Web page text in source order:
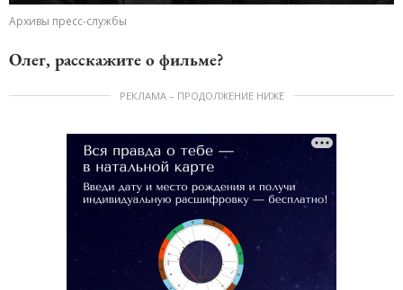
Архивы пресс-службы
Олег, расскажите о фильме?
РЕКЛАМА – ПРОДОЛЖЕНИЕ НИЖЕ